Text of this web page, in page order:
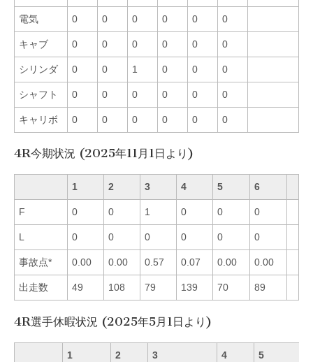
電気 0 0 0 0 0 0
キャブ 0 0 0 0 0 0
シリンダ 0 0 1 0 0 0
シャフト 0 0 0 0 0 0
キャリボ 0 0 0 0 0 0
4R今期状況 (2025年11月1日より)
1 2 3 4 5 6
F 0 0 1 0 0 0
L 0 0 0 0 0 0
事故点* 0.00 0.00 0.57 0.07 0.00 0.00
出走数 49 108 79 139 70 89
4R選手休暇状況 (2025年5月1日より)
1 2 3 4 5